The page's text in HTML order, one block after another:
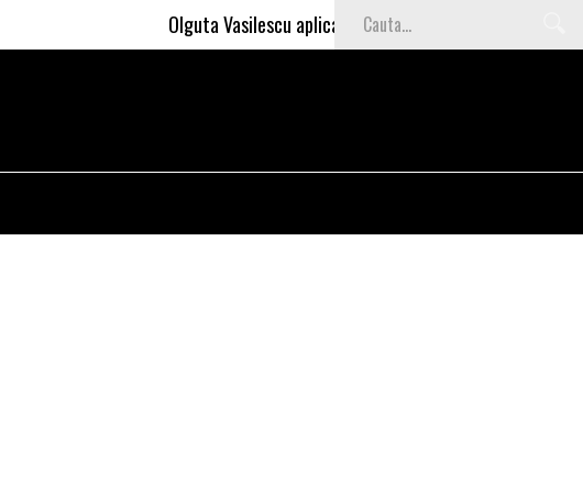
Olguta Vasilescu aplica invataturile lui Nea Marin: